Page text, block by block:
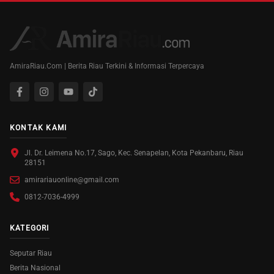
AmiraRiau.Com | Berita Riau Terkini & Informasi Terpercaya
KONTAK KAMI
Jl. Dr. Leimena No.17, Sago, Kec. Senapelan, Kota Pekanbaru, Riau
28151
amirariauonline@gmail.com
0812-7036-4999
KATEGORI
Seputar Riau
Berita Nasional